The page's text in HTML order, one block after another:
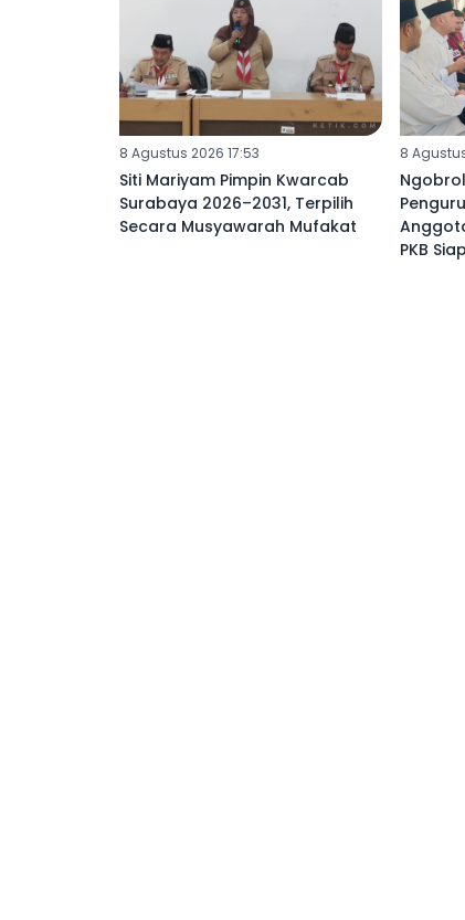
8 Agustus 2026 17:53
Siti Mariyam Pimpin Kwarcab
Surabaya 2026–2031, Terpilih
Secara Musyawarah Mufakat
8
PKB